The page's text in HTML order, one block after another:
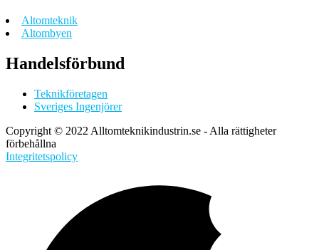
Altomteknik
Altombyen
Handelsförbund
Teknikföretagen
Sveriges Ingenjörer
Copyright © 2022 Alltomteknikindustrin.se - Alla rättigheter
förbehållna
Integritetspolicy